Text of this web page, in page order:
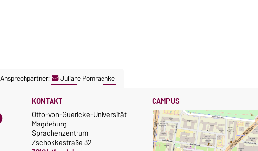
Ansprechpartner: Juliane Pomraenke
KONTAKT
Otto-von-Guericke-Universität
Magdeburg
Sprachenzentrum
Zschokkestraße 32
CAMPUS